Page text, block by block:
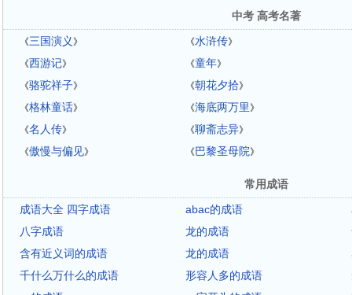
中考 高考名著
《三国演义 》 《水浒传》
《西游记》 《童年》
《骆驼祥子》 《朝花夕拾》
《格林童话》 《海底两万里 》
《名人传》 《聊斋志异》
《傲慢与偏见》 《巴黎圣母院》
常用成语
成语大全 四字成语
abac的成语
八字成语
龙的成语
含有近义词的成语
龙的成语
千什么万什么的成语
形容人多的成语